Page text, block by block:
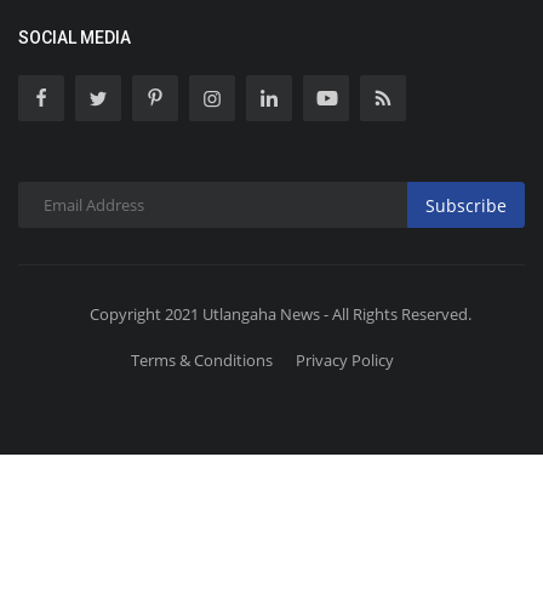
SOCIAL MEDIA
Subscribe
Copyright 2021 Utlangaha News - All Rights Reserved.
Terms & Conditions Privacy Policy